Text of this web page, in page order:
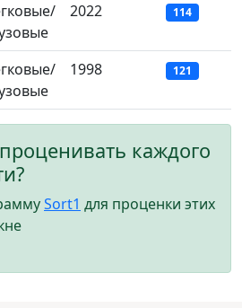
2022 114
1998 121
каждого
Sort1 для проценки этих